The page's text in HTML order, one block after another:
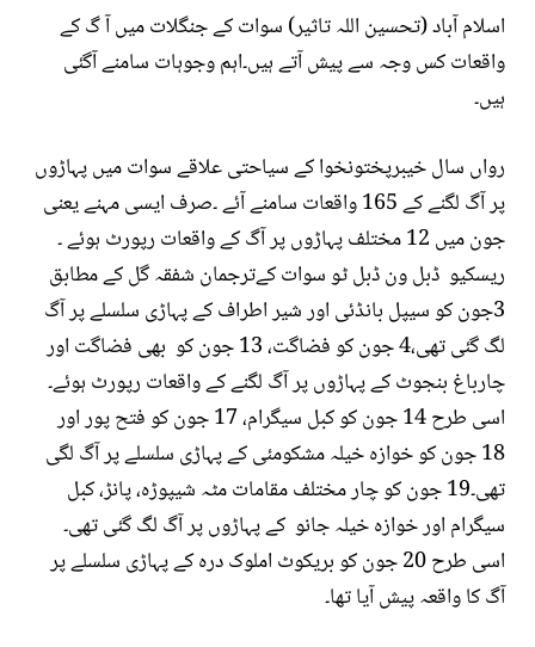
اسلام آباد (تحسین اللہ تاثیر) سوات کے جنگلات میں آ گ کے
واقعات کس وجہ سے پیش آتے ہیں۔اہم وجوہات سامنے آگئی
ہیں۔
رواں سال خیبرپختونخوا کے سیاحتی علاقے سوات میں پہاڑوں
پر آگ لگنے کے 165 واقعات سامنے آئے ۔صرف ایسی مہنے یعنی
جون میں 12 مختلف پہاڑوں پر آگ کے واقعات رپورٹ ہوئے ۔
ریسکیو ڈبل ون ڈبل ٹو سوات کےترجمان شفقہ گل کے مطابق
3جون کو سیپل بانڈئی اور شیر اطراف کے پہاڑی سلسلے پر آگ
لگ گئی تھی،4 جون کو فضاگت، 13 جون کو بھی فضاگت اور
چارباغ بنجوٹ کے پہاڑوں پر آگ لگنے کے واقعات رپورٹ ہوئے۔
اسی طرح 14 جون کو کبل سیگرام، 17 جون کو فتح پور اور
18 جون کو خوازہ خیلہ مشکومئی کے پہاڑی سلسلے پر آگ لگی
تھی۔19 جون کو چار مختلف مقامات مٹہ شیپوڑہ، پانڑ، کبل
سیگرام اور خوازہ خیلہ جانو کے پہاڑوں پر آگ لگ گئی تھی۔
اسی طرح 20 جون کو بریکوٹ املوک درہ کے پہاڑی سلسلے پر
آگ کا واقعہ پیش آیا تھا۔